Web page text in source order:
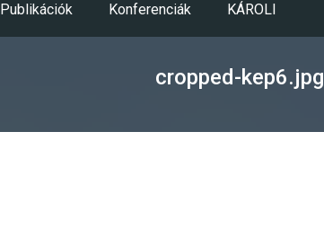
Publikációk Konferenciák KÁROLI
cropped-kep6.jpg